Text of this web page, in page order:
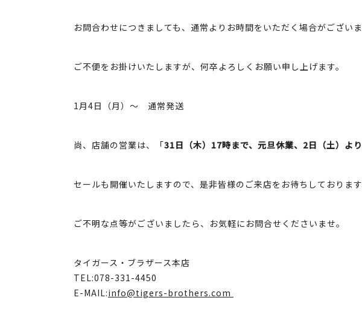
お問合わせにつきましても、通常よりお時間をいただく場合がございま
ご不便をお掛けいたしますが、何卒よろしくお願い申し上げます。
1月4日（月）～ 通常発送
尚、店舗の営業は、「31日（木）17時まで、元旦休業、2日（土）よ
セールも開催いたしますので、是非皆様のご来店をお待ちしております
ご不明な点等がございましたら、お気軽にお問合せくださいませ。
タイガース・ブラザース本店
TEL:078-331-4450
E-MAIL:info@tigers-brothers.com